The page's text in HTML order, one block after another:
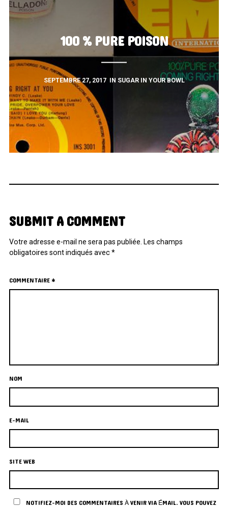
100 % PURE POISON
SEPTEMBRE 27, 2017 IN SUGAR IN YOUR BOWL
SUBMIT A COMMENT
Votre adresse e-mail ne sera pas publiée. Les champs
obligatoires sont indiqués avec*
COMMENTAIRE*
NOM
E-MAIL
SITE WEB
NOTIFIEZ-MOI DES COMMENTAIRES À VENIR VIA ÉMAIL. VOUS POUVEZ